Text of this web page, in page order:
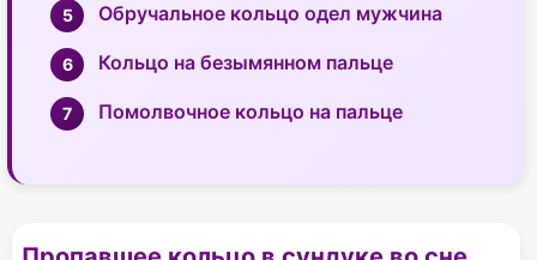
Обручальное кольцо одел мужчина
Кольцо на безымянном пальце
Помолвочное кольцо на пальце